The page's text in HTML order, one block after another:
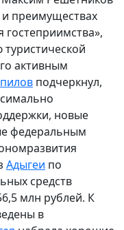
преимуществах
гостеприимства»,
активным
подчеркнул,
новые
федеральным
Адыгеи по
средств
млн рублей. К
в